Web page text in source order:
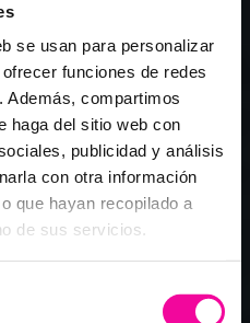
se usan para personalizar
funciones de redes
Además, compartimos
haga del sitio web con
publicidad y análisis
con otra información
que hayan recopilado a
de sus servicios.